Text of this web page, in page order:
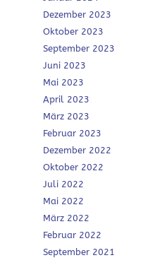
Dezember 2023
Oktober 2023
September 2023
Juni 2023
Mai 2023
April 2023
März 2023
Februar 2023
Dezember 2022
Oktober 2022
Juli 2022
Mai 2022
März 2022
Februar 2022
September 2021